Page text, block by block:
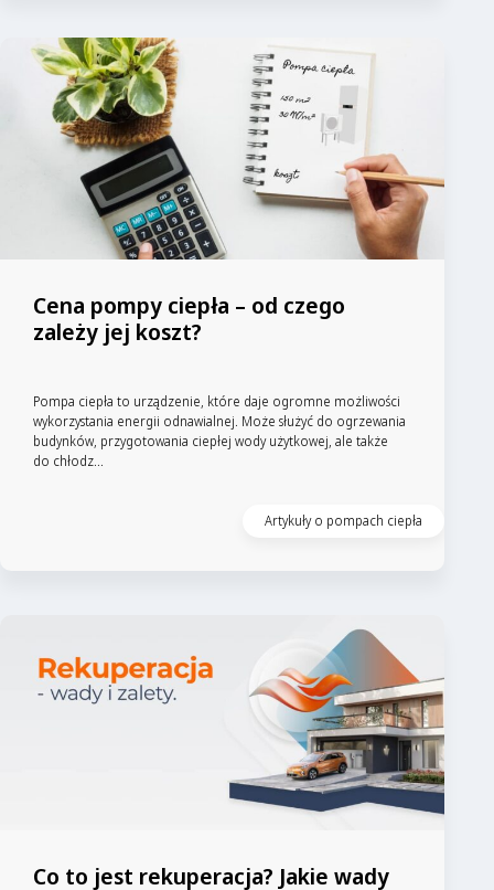
Cena pompy ciepła – od czego
zależy jej koszt?
Pompa ciepła to urządzenie, które daje ogromne możliwości
wykorzystania energii odnawialnej. Może służyć do ogrzewania
budynków, przygotowania ciepłej wody użytkowej, ale także
do chłodz...
Artykuły o pompach ciepła
Co to jest rekuperacja? Jakie wady